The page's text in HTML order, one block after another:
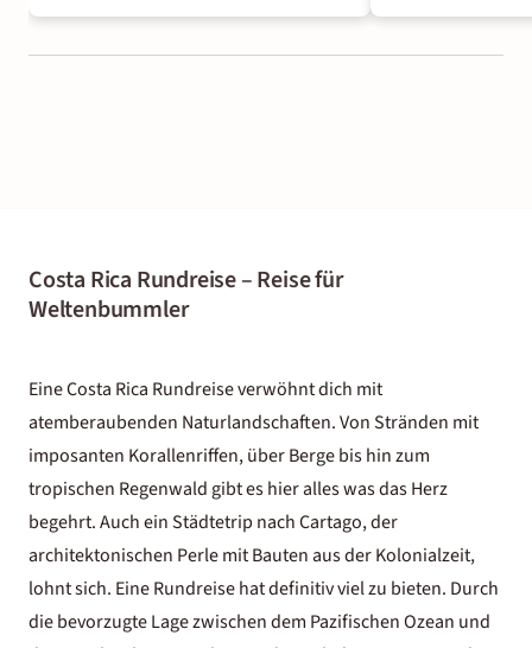
Costa Rica Rundreise – Reise für
Weltenbummler
Eine Costa Rica Rundreise verwöhnt dich mit
atemberaubenden Naturlandschaften. Von Stränden mit
imposanten Korallenriffen, über Berge bis hin zum
tropischen Regenwald gibt es hier alles was das Herz
begehrt. Auch ein Städtetrip nach Cartago, der
architektonischen Perle mit Bauten aus der Kolonialzeit,
lohnt sich. Eine Rundreise hat definitiv viel zu bieten. Durch
die bevorzugte Lage zwischen dem Pazifischen Ozean und